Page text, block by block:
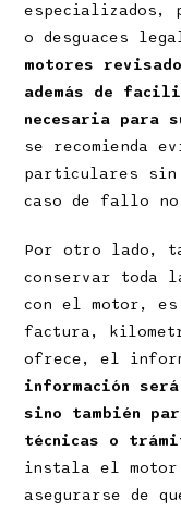
especializados,
o desguaces
motores
además de
necesaria para
se recomienda
particulares sin
caso de fallo
Por otro lado,
conservar toda
con el motor,
factura,
ofrece, el
información
sino también
técnicas o
instala el
asegurarse de